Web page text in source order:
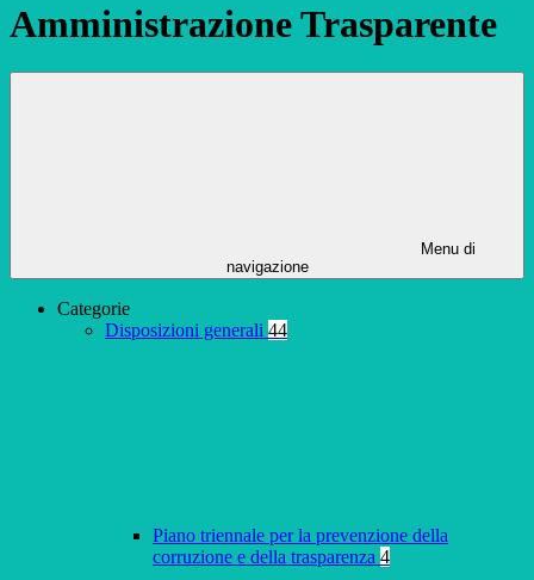
Amministrazione Trasparente
Menu di
navigazione
Categorie
Disposizioni generali 44
Piano triennale per la prevenzione della
corruzione e della trasparenza 4